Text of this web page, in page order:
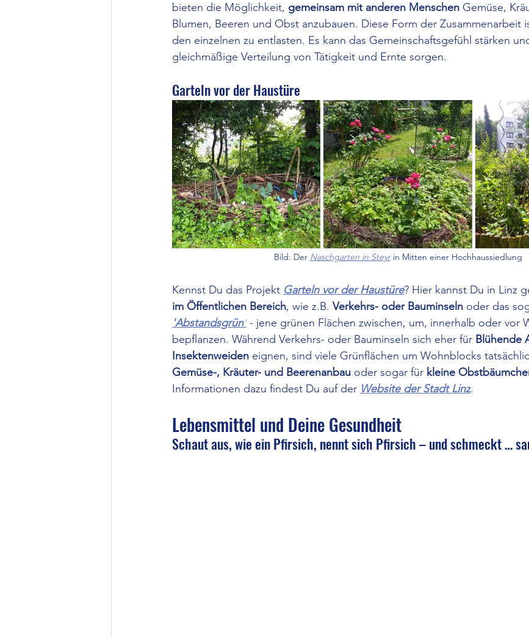
bieten die Möglichkeit, gemeinsam mit anderen Menschen Gemüse,
Blumen, Beeren und Obst anzubauen. Diese Form der Zusammenarbeit
den einzelnen zu entlasten. Es kann das Gemeinschaftsgefühl stärken
gleichmäßige Verteilung von Tätigkeit und Ernte sorgen.
Garteln vor der Haustüre
Bild: Der Naschgarten in Steyr in Mitten einer Hochhaussiedlung
Kennst Du das Projekt Garteln vor der Haustüre? Hier kannst Du in Linz
im Öffentlichen Bereich, wie z.B. Verkehrs- oder Bauminseln oder das
'Abstandsgrün' - jene grünen Flächen zwischen, um, innerhalb oder vor
bepflanzen. Während Verkehrs- oder Bauminseln sich eher für Blühende
Insektenweiden eignen, sind viele Grünflächen um Wohnblocks
Gemüse-, Kräuter- und Beerenanbau oder sogar für kleine
Informationen dazu findest Du auf der Website der Stadt Linz.
Lebensmittel und Deine Gesundheit
Schaut aus, wie ein Pfirsich, nennt sich Pfirsich – und schmeckt …